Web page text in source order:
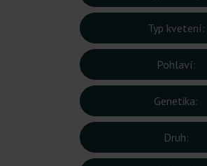
Typ kvetení:
Pohlaví:
Genetika:
Druh: